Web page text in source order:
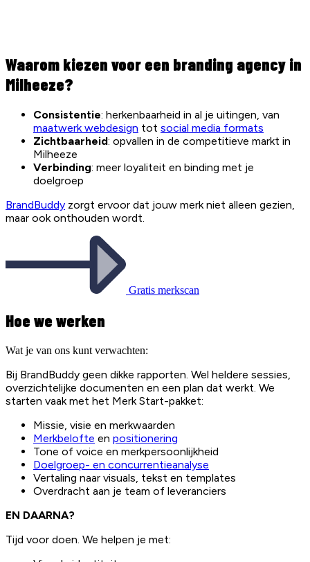
Waarom kiezen voor een branding agency in
Milheeze?
Consistentie: herkenbaarheid in al je uitingen, van
maatwerk webdesign tot social media formats
Zichtbaarheid: opvallen in de competitieve markt in
Milheeze
Verbinding: meer loyaliteit en binding met je
doelgroep
BrandBuddy zorgt ervoor dat jouw merk niet alleen gezien,
maar ook onthouden wordt.
Gratis merkscan
Hoe we werken
Wat je van ons kunt verwachten:
Bij BrandBuddy geen dikke rapporten. Wel heldere sessies,
overzichtelijke documenten en een plan dat werkt. We
starten vaak met het Merk Start-pakket:
Missie, visie en merkwaarden
Merkbelofte en positionering
Tone of voice en merkpersoonlijkheid
Doelgroep- en concurrentieanalyse
Vertaling naar visuals, tekst en templates
Overdracht aan je team of leveranciers
EN DAARNA?
Tijd voor doen. We helpen je met: